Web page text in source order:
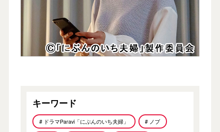
キーワード
# ドラマParavi「にぶんのいち夫婦」 # ノブ